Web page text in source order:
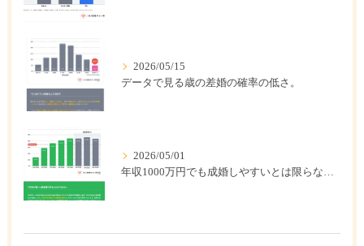
2026/05/15
データで見る歳の差婚の確率の低さ。
2026/05/01
年収1000万円でも成婚しやすいとは限らない? 「年収帯別の成婚率」のリアル